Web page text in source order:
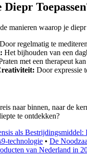
manieren waarop je
Door regelmatig te
Het bijhouden van een
met een therapeut
Door expressie
naar binnen, naar de
te ontdekken?
als Bestrijdingsmiddel:
technologie • De
van Nederland in